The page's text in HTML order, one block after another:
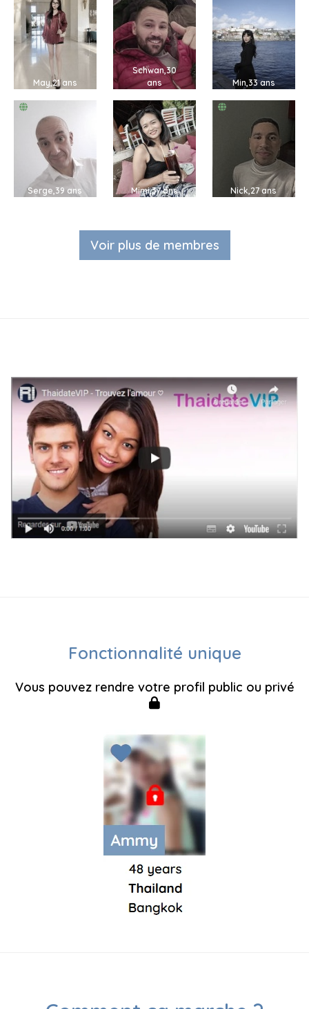
May,21 ans
Schwan,30
ans
Min,33 ans
Serge,39 ans Mimi,37 ans Nick,27 ans
Voir plus de membres
Fonctionnalité unique
Vous pouvez rendre votre profil public ou privé